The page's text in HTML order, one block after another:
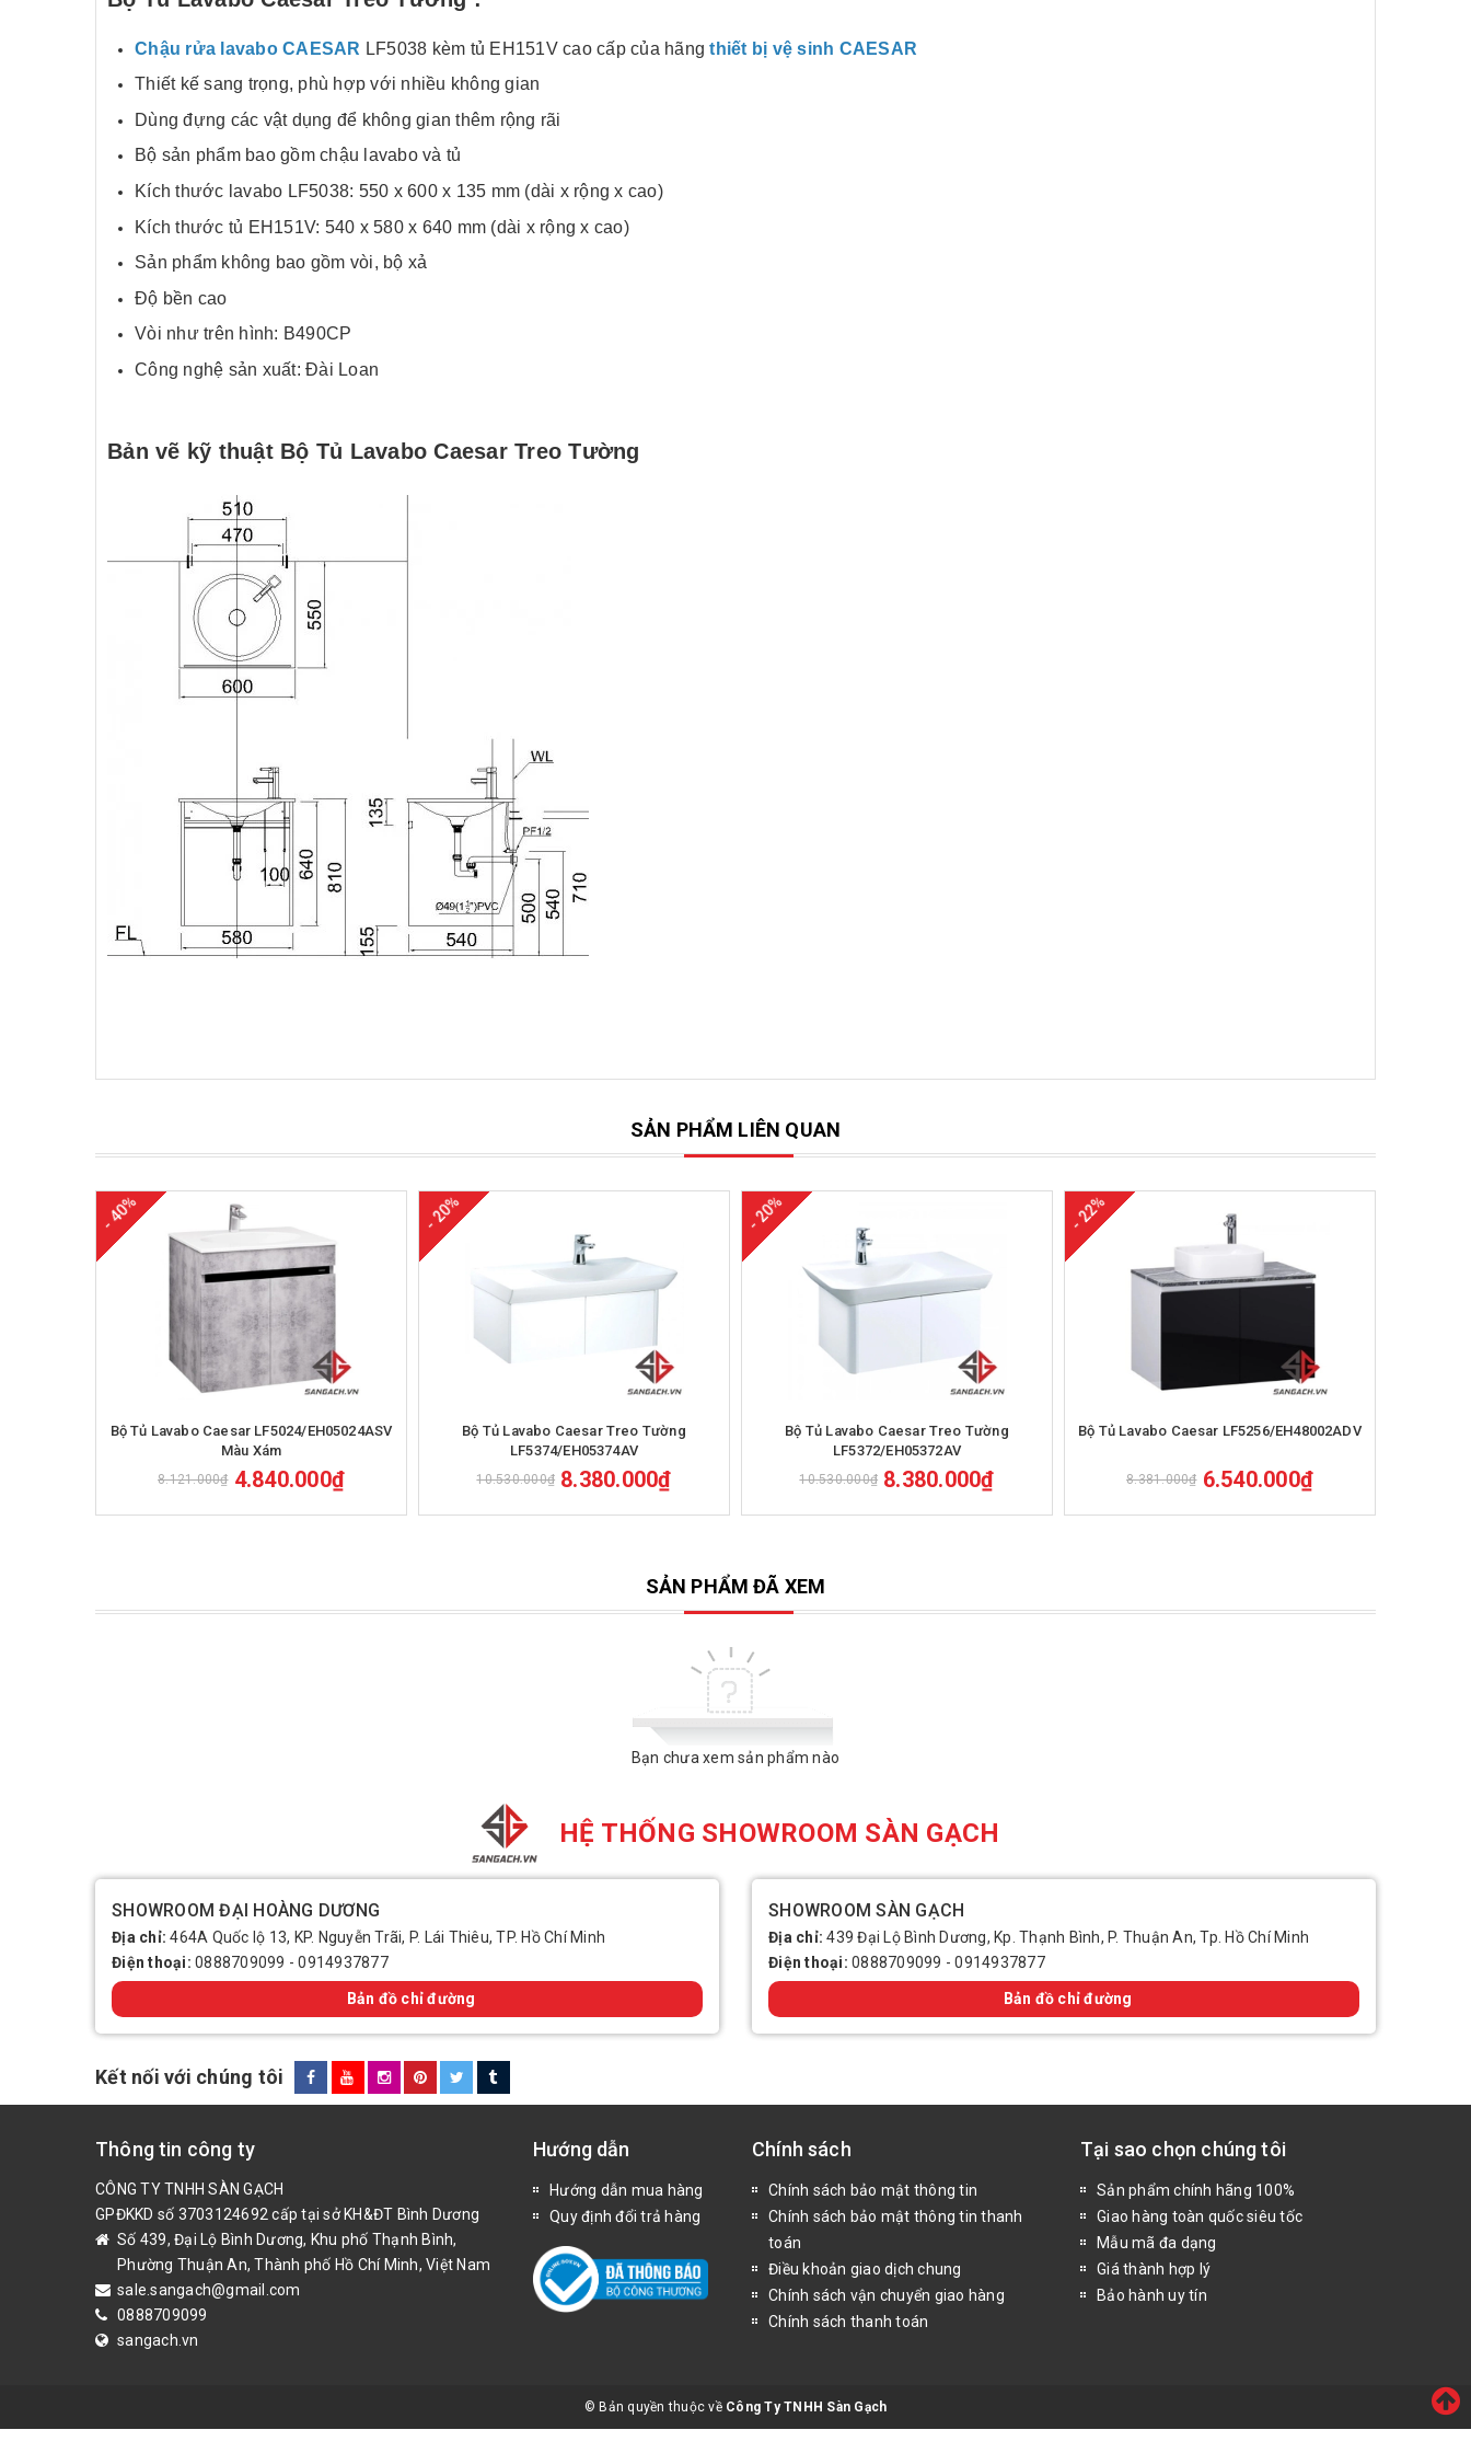
Chậu rửa lavabo CAESAR LF5038 kèm tủ EH151V cao cấp của hãngthiết bị vệ sinh CAESAR
Thiết kế sang trọng, phù hợp với nhiều không gian
Dùng đựng các vật dụng để không gian thêm rộng rãi
Bộ sản phẩm bao gồm chậu lavabo và tủ
Kích thước lavabo LF5038: 550 x 600 x 135 mm (dài x rộng x cao)
Kích thước tủ EH151V: 540 x 580 x 640 mm (dài x rộng x cao)
Sản phẩm không bao gồm vòi, bộ xả
Độ bền cao
Vòi như trên hình: B490CP
Công nghệ sản xuất: Đài Loan
Bản vẽ kỹ thuật Bộ Tủ Lavabo Caesar Treo Tường
SẢN PHẨM LIÊN QUAN
- 40%
Bộ Tủ Lavabo Caesar LF5024/EH05024ASV
Màu Xám
8.121.000₫ 4.840.000₫
- 20%
Bộ Tủ Lavabo Caesar Treo Tường
LF5374/EH05374AV
10.530.000₫ 8.380.000₫
- 20%
Bộ Tủ Lavabo Caesar Treo Tường
LF5372/EH05372AV
10.530.000₫ 8.380.000₫
- 22%
Bộ Tủ Lavabo Caesar LF5256/EH48002ADV
8.381.000₫ 6.540.000₫
SẢN PHẨM ĐÃ XEM
Bạn chưa xem sản phẩm nào
HỆ THỐNG SHOWROOM SÀN GẠCH
SHOWROOM ĐẠI HOÀNG DƯƠNG
Địa chỉ:464A Quốc lộ 13, KP. Nguyễn Trãi, P. Lái Thiêu, TP. Hồ Chí Minh
Điện thoại: 0888709099 -0914937877
Bản đồ chỉ đường
SHOWROOM SÀN GẠCH
Địa chỉ:439 Đại Lộ Bình Dương, Kp. Thạnh Bình, P. Thuận An, Tp. Hồ Chí Minh
Điện thoại: 0888709099 -0914937877
Bản đồ chỉ đường
Kết nối với chúng tôi
Thông tin công ty
CÔNG TY TNHH SÀN GẠCH
GPĐKKD số 3703124692 cấp tại sở KH&ĐT Bình Dương
Số 439, Đại Lộ Bình Dương, Khu phố Thạnh Bình,
Phường Thuận An, Thành phố Hồ Chí Minh, Việt Nam
sale.sangach@gmail.com
0888709099
sangach.vn
Hướng dẫn
Hướng dẫn mua hàng
Quy định đổi trả hàng
Chính sách
Chính sách bảo mật thông tin
Chính sách bảo mật thông tin thanh
toán
Điều khoản giao dịch chung
Chính sách vận chuyển giao hàng
Chính sách thanh toán
Tại sao chọn chúng tôi
Sản phẩm chính hãng 100%
Giao hàng toàn quốc siêu tốc
Mẫu mã đa dạng
Giá thành hợp lý
Bảo hành uy tín
© Bản quyền thuộc về Công Ty TNHH Sàn Gạch